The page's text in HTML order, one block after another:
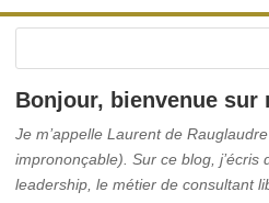
Bonjour, bienvenue sur
Je m’appelle Laurent de
imprononçable). Sur ce blog, j’écris
leadership, le métier de consultant